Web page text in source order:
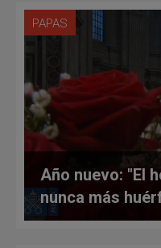
PAPAS
Año nuevo: "El
nunca más